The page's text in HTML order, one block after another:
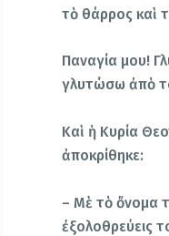
τὸ θάρρος καὶ
Παναγία μου!
γλυτώσω ἀπὸ
Καὶ ἡ Κυρία
ἀποκρίθηκε:
– Μὲ τὸ ὄνομα
ἐξολοθρεύεις